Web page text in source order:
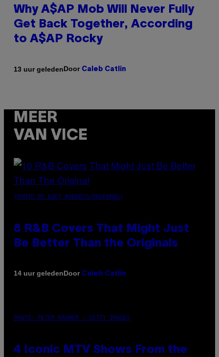
Why A$AP Mob Will Never Fully
Get Back Together, According
to A$AP Rocky
13 uur geledenDoor Caleb Catlin
MEER
VAN VICE
(PHOTO BY EBET ROBERTS/REDFERNS)
8 R&B Covers That Might Just
Be Better Than the Originals
14 uur geledenDoor Caleb Catlin
PHOTO: PETER KRAMER / GETTY IMAGES
4 Iconic MTV Shows From the